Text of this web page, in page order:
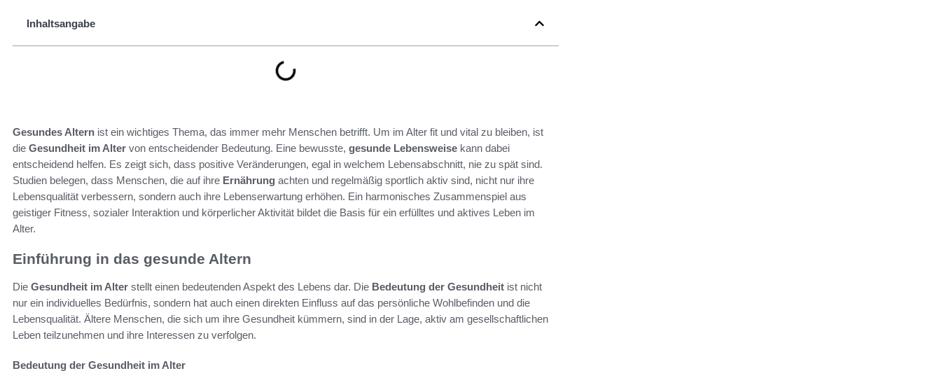
Inhaltsangabe
Gesundes Altern ist ein wichtiges Thema, das immer mehr Menschen betrifft. Um im Alter fit und vital zu bleiben, ist
die Gesundheit im Alter von entscheidender Bedeutung. Eine bewusste, gesunde Lebensweise kann dabei
entscheidend helfen. Es zeigt sich, dass positive Veränderungen, egal in welchem Lebensabschnitt, nie zu spät sind.
Studien belegen, dass Menschen, die auf ihre Ernährung achten und regelmäßig sportlich aktiv sind, nicht nur ihre
Lebensqualität verbessern, sondern auch ihre Lebenserwartung erhöhen. Ein harmonisches Zusammenspiel aus
geistiger Fitness, sozialer Interaktion und körperlicher Aktivität bildet die Basis für ein erfülltes und aktives Leben im
Alter.
Einführung in das gesunde Altern
Die Gesundheit im Alter stellt einen bedeutenden Aspekt des Lebens dar. Die Bedeutung der Gesundheit ist nicht
nur ein individuelles Bedürfnis, sondern hat auch einen direkten Einfluss auf das persönliche Wohlbefinden und die
Lebensqualität. Ältere Menschen, die sich um ihre Gesundheit kümmern, sind in der Lage, aktiv am gesellschaftlichen
Leben teilzunehmen und ihre Interessen zu verfolgen.
Bedeutung der Gesundheit im Alter